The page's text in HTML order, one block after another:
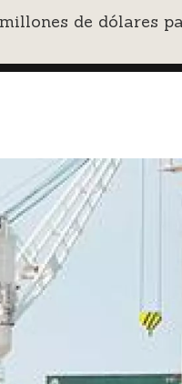
de dólares